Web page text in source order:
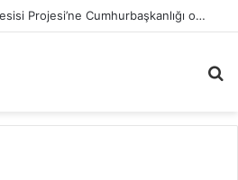
Erikli Atık Su Arıtma Tesisi Projesi’ne Cumhurbaşkanlığı onayı
...